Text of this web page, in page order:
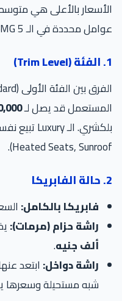
الأسعار بالأعلى هي
عوامل محددة في الـ MG 5:
1. الفئة (Trim Level)
المستعمل قد يصل لـ
Heated Seats, Sunroof).
2. حالة الفابريكا
فابريكا بالكامل:
راشة حزام (مرمات):
ألف جنيه.
راشة دواخل:
شبه مستحيلة وسعرها